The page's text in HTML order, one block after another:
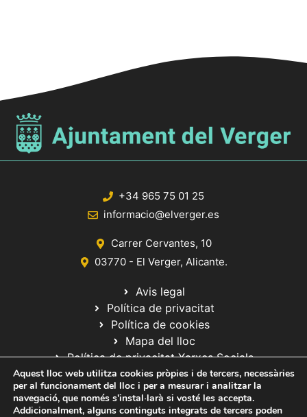
+34 965 75 01 25
informacio@elverger.es
Carrer Cervantes, 10
03770 - El Verger, Alicante.
Avis legal
Política de privacitat
Política de cookies
Mapa del lloc
Política de privacitat Xarxes Socials
Aquest lloc web utilitza cookies pròpies i de tercers, necessàries
per al funcionament del lloc i per a mesurar i analitzar la
navegació, que només s'instal·larà si vosté les accepta.
Addicionalment, alguns continguts integrats de tercers poden